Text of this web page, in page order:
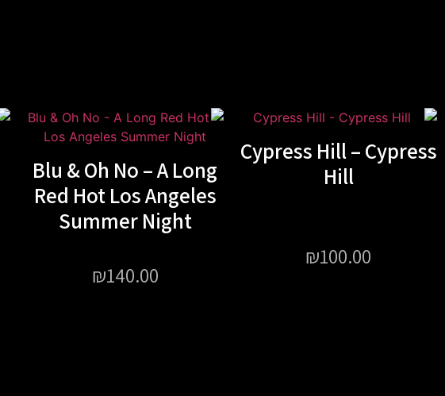
Cypress Hill – Cypress
Hill
₪100.00
Blu & Oh No – A Long
Red Hot Los Angeles
Summer Night
₪140.00